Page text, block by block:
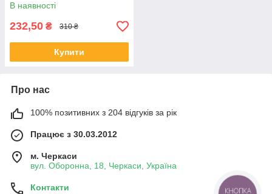
В наявності
232,50 ₴ 310 ₴
Купити
Про нас
100% позитивних з 204 відгуків за рік
Працює з 30.03.2012
м. Черкаси
вул. Оборонна, 18, Черкаси, Україна
Контакти КНОПКА